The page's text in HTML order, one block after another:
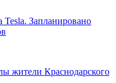
Запланировано
жители Краснодарского